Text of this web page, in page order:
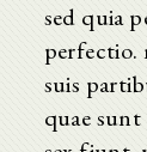
sed quia
perfectio.
suis
quae